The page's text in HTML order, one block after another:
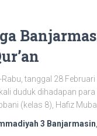
tanggal 28
duduk dihadapan
(kelas 8), Hafiz
3 Banjarmasin